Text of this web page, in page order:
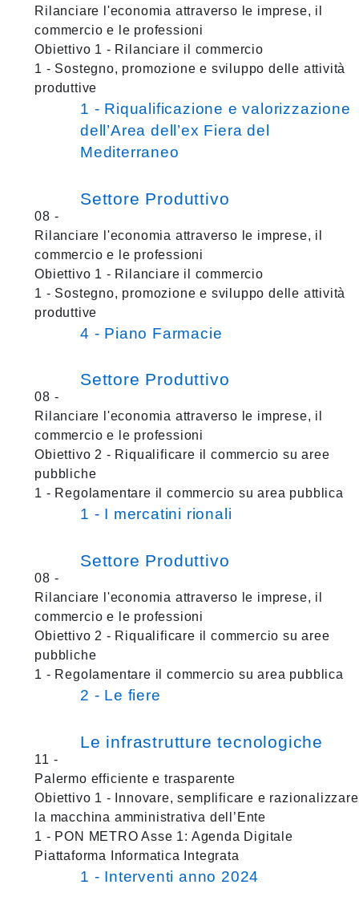
Rilanciare l'economia attraverso le imprese, il
commercio e le professioni
Obiettivo 1 - Rilanciare il commercio
1 - Sostegno, promozione e sviluppo delle attività
produttive
1 - Riqualificazione e valorizzazione
dell’Area dell’ex Fiera del
Mediterraneo
Settore Produttivo
08 -
Rilanciare l'economia attraverso le imprese, il
commercio e le professioni
Obiettivo 1 - Rilanciare il commercio
1 - Sostegno, promozione e sviluppo delle attività
produttive
4 - Piano Farmacie
Settore Produttivo
08 -
Rilanciare l'economia attraverso le imprese, il
commercio e le professioni
Obiettivo 2 - Riqualificare il commercio su aree
pubbliche
1 - Regolamentare il commercio su area pubblica
1 - I mercatini rionali
Settore Produttivo
08 -
Rilanciare l'economia attraverso le imprese, il
commercio e le professioni
Obiettivo 2 - Riqualificare il commercio su aree
pubbliche
1 - Regolamentare il commercio su area pubblica
2 - Le fiere
Le infrastrutture tecnologiche
11 -
Palermo efficiente e trasparente
Obiettivo 1 - Innovare, semplificare e razionalizzare
la macchina amministrativa dell’Ente
1 - PON METRO Asse 1: Agenda Digitale
Piattaforma Informatica Integrata
1 - Interventi anno 2024